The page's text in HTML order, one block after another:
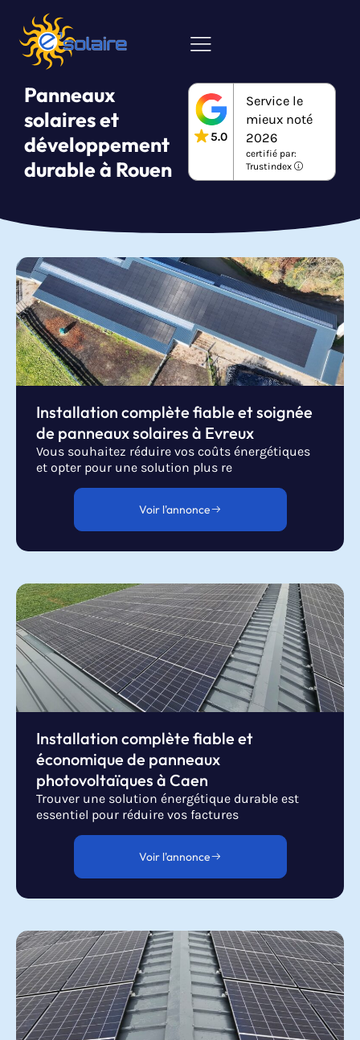
Panneaux
solaires et
développement
durable à Rouen
5.0
Service le
mieux noté
2026
certifié par:
Trustindex
Installation complète fiable et soignée
de panneaux solaires à Evreux
Vous souhaitez réduire vos coûts énergétiques
et opter pour une solution plus re
Voir l'annonce
Installation complète fiable et
économique de panneaux
photovoltaïques à Caen
Trouver une solution énergétique durable est
essentiel pour réduire vos factures
Voir l'annonce